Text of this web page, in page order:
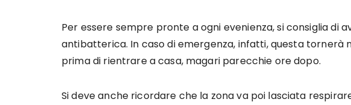
Per essere sempre pronte a ogni evenienza, si consiglia di
antibatterica. In caso di emergenza, infatti, questa tornerà
prima di rientrare a casa, magari parecchie ore dopo.
Si deve anche ricordare che la zona va poi lasciata